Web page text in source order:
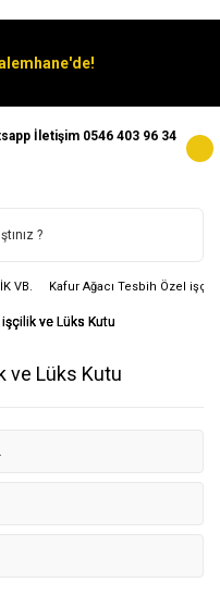
İletişim 0546 403 96 34
VB. Kafur Ağacı Tesbih Özel
ve Lüks Kutu